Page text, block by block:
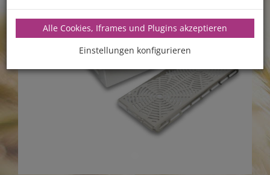
Alle Cookies, Iframes und Plugins akzeptieren
Einstellungen konfigurieren